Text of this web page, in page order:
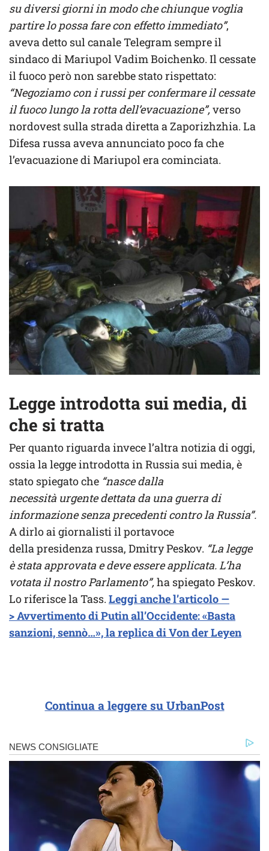
su diversi giorni in modo che chiunque voglia
partire lo possa fare con effetto immediato”,
aveva detto sul canale Telegram sempre il
sindaco di Mariupol Vadim Boichenko. Il cessate
il fuoco però non sarebbe stato rispettato:
“Negoziamo con i russi per confermare il cessate
il fuoco lungo la rotta dell’evacuazione”,verso
nordovest sulla strada diretta a Zaporizhzhia. La
Difesa russa aveva annunciato poco fa che
l’evacuazione di Mariupol era cominciata.
Legge introdotta sui media, di
che si tratta
Per quanto riguarda invece l’altra notizia di oggi,
ossia la legge introdotta in Russia sui media, è
stato spiegato che “nasce dalla
necessità urgente dettata da una guerra di
informazione senza precedenti contro la Russia”.
A dirlo ai giornalisti il portavoce
della presidenza russa, Dmitry Peskov. “La legge
è stata approvata e deve essere applicata. L’ha
votata il nostro Parlamento”,ha spiegato Peskov.
Lo riferisce la Tass. Leggi anche l’articolo —
> Avvertimento di Putin all’Occidente: «Basta
sanzioni, sennò…», la replica di Von der Leyen
Continua a leggere su UrbanPost